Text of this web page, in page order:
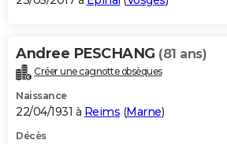
Andree PESCHANG (81 ans)
Créer une cagnotte obsèques
Naissance
22/04/1931 à Reims (Marne)
Décès